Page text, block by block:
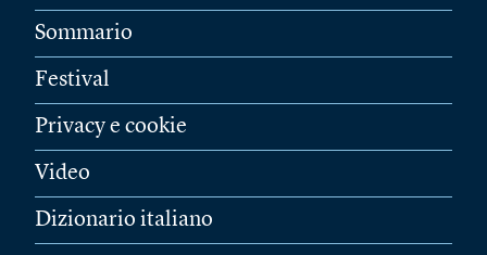
Sommario
Festival
Privacy e cookie
Video
Dizionario italiano